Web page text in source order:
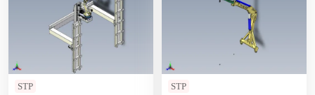
STP STP